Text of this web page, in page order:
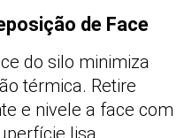
de Face
do silo minimiza
térmica. Retire
e nivele a face com